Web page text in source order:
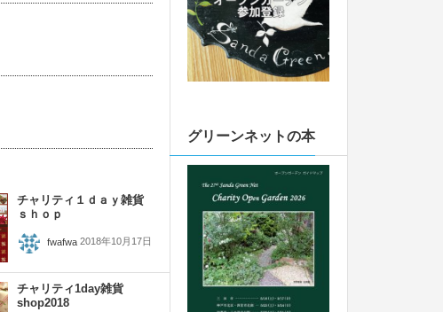
チャリティ１ｄａｙ雑貨
ｓｈｏｐ
fwafwa 2018年10月17日
チャリティ1day雑貨
shop2018
グリーンネットの本